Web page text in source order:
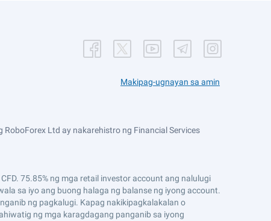
Makipag-ugnayan sa amin
Ltd ay nakarehistro ng Financial Services
75.85% ng mga retail investor account ang nalulugi
sa iyo ang buong halaga ng balanse ng iyong account.
ng pagkalugi. Kapag nakikipagkalakalan o
ng mga karagdagang panganib sa iyong